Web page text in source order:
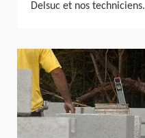
Delsuc et nos techniciens.